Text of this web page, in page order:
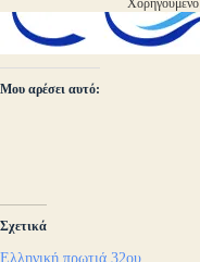
Χορηγούμενο
Μου αρέσει αυτό:
Σχετικά
Ελληνική πρωτιά 32ου